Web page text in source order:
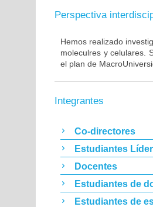
Perspectiva
Hemos realizado
moleculres y celulares.
el plan de
Integrantes
Co-directores
Estudiantes
Docentes
Estudiantes de
Estudiantes de